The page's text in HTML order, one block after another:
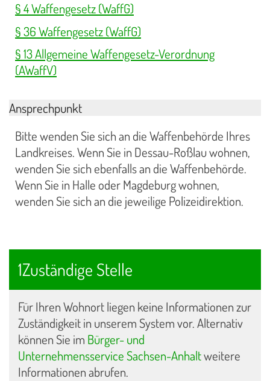
§ 4 Waffengesetz (WaffG)
§ 36 Waffengesetz (WaffG)
§ 13 Allgemeine Waffengesetz-Verordnung
(AWaffV)
Ansprechpunkt
Bitte wenden Sie sich an die Waffenbehörde Ihres
Landkreises. Wenn Sie in Dessau-Roßlau wohnen,
wenden Sie sich ebenfalls an die Waffenbehörde.
Wenn Sie in Halle oder Magdeburg wohnen,
wenden Sie sich an die jeweilige Polizeidirektion.
1Zuständige Stelle
Für Ihren Wohnort liegen keine Informationen zur
Zuständigkeit in unserem System vor. Alternativ
können Sie im Bürger- und
Unternehmensservice Sachsen-Anhaltweitere
Informationen abrufen.